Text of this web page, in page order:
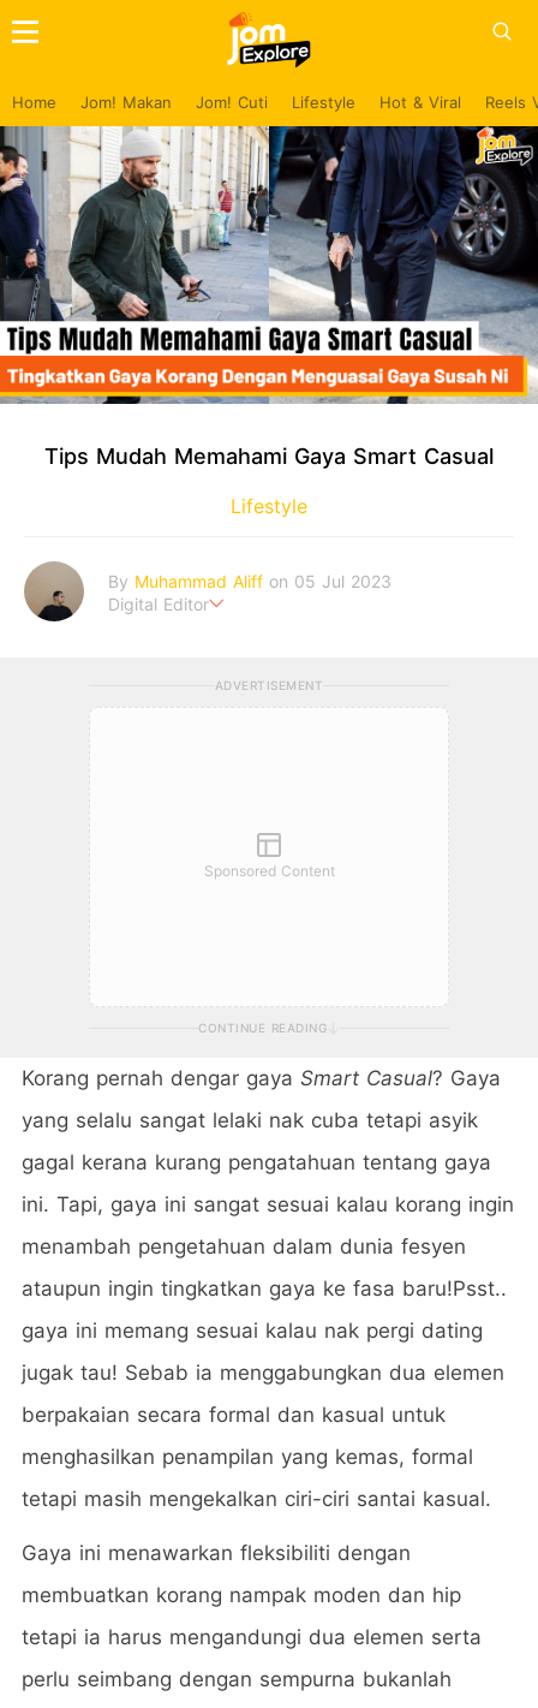
Home Jom! Makan Jom! Cuti Lifestyle Hot & Viral Reels
Tips Mudah Memahami Gaya Smart Casual
Lifestyle
By Muhammad Aliff on 05 Jul 2023
Digital Editor
ADVERTISEMENT
Sponsored Content
CONTINUE READING
Korang pernah dengar gaya Smart Casual? Gaya
yang selalu sangat lelaki nak cuba tetapi asyik
gagal kerana kurang pengatahuan tentang gaya
ini. Tapi, gaya ini sangat sesuai kalau korang ingin
menambah pengetahuan dalam dunia fesyen
ataupun ingin tingkatkan gaya ke fasa baru!Psst..
gaya ini memang sesuai kalau nak pergi dating
jugak tau! Sebab ia menggabungkan dua elemen
berpakaian secara formal dan kasual untuk
menghasilkan penampilan yang kemas, formal
tetapi masih mengekalkan ciri-ciri santai kasual.
Gaya ini menawarkan fleksibiliti dengan
membuatkan korang nampak moden dan hip
tetapi ia harus mengandungi dua elemen serta
perlu seimbang dengan sempurna bukanlah